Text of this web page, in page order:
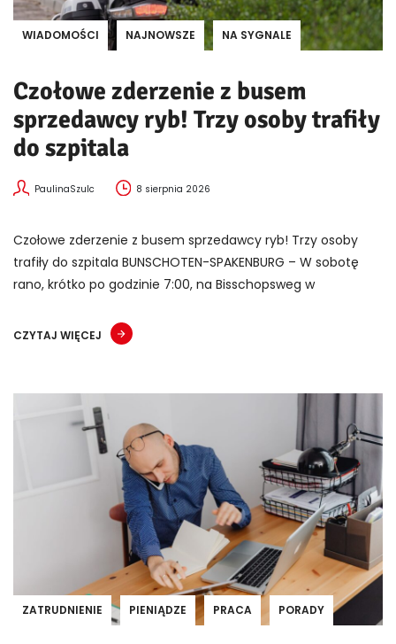
WIADOMOŚCI NAJNOWSZE NA SYGNALE
Czołowe zderzenie z busem
sprzedawcy ryb! Trzy osoby trafiły
do szpitala
PaulinaSzulc 8 sierpnia 2026
Czołowe zderzenie z busem sprzedawcy ryb! Trzy osoby
trafiły do szpitala BUNSCHOTEN-SPAKENBURG – W sobotę
rano, krótko po godzinie 7:00, na Bisschopsweg w
CZYTAJ WIĘCEJ
ZATRUDNIENIE PIENIĄDZE PRACA PORADY